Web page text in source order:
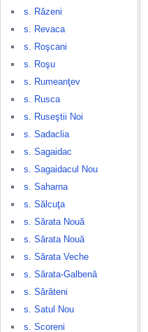
s. Răzeni
s. Revaca
s. Roşcani
s. Roşu
s. Rumeanţev
s. Rusca
s. Ruseştii Noi
s. Sadaclia
s. Sagaidac
s. Sagaidacul Nou
s. Saharna
s. Sălcuţa
s. Sărata Nouă
s. Sărata Nouă
s. Sărata Veche
s. Sărata-Galbenă
s. Sărăteni
s. Satul Nou
s. Scoreni